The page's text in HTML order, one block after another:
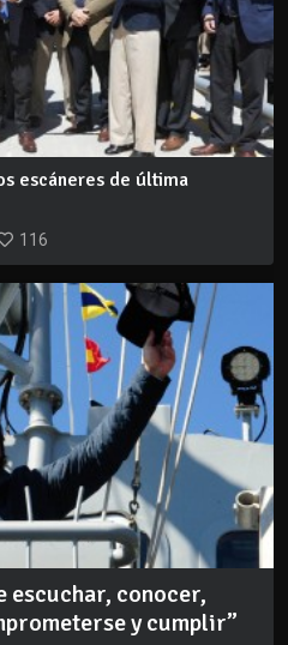
escáneres de última
116
escuchar, conocer,
y cumplir”